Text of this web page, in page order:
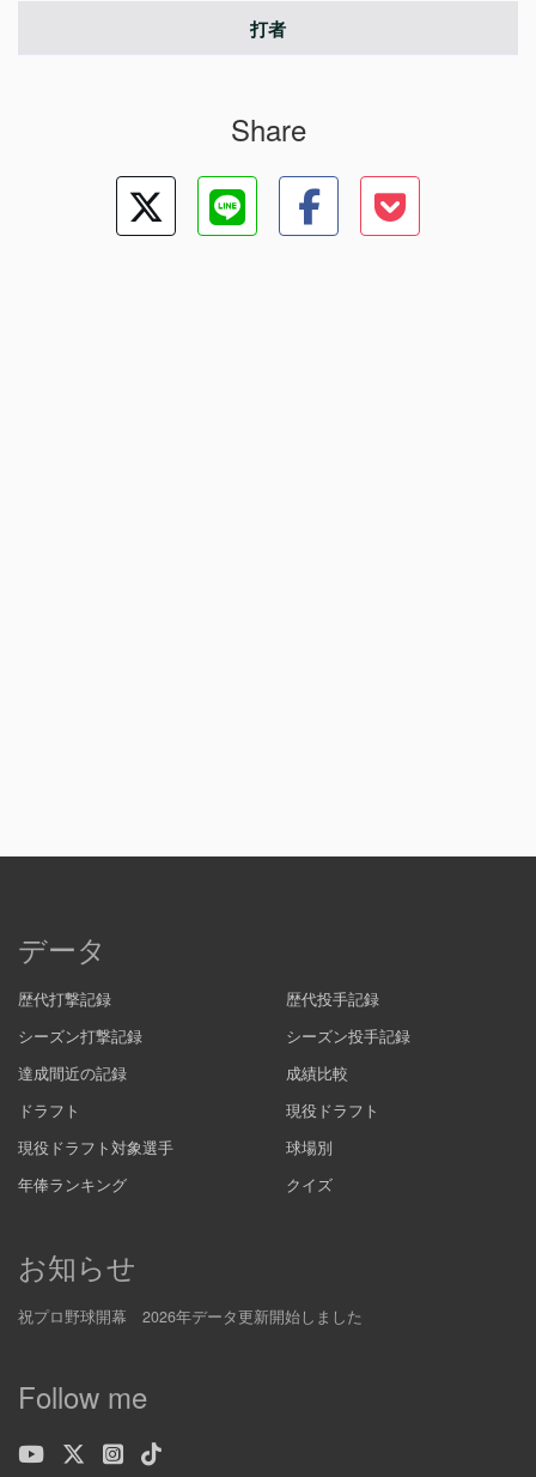
打者
Share
データ
歴代打撃記録
歴代投手記録
シーズン打撃記録
シーズン投手記録
達成間近の記録
成績比較
ドラフト
現役ドラフト
現役ドラフト対象選手
球場別
年俸ランキング
クイズ
お知らせ
祝プロ野球開幕 2026年データ更新開始しました
Follow me